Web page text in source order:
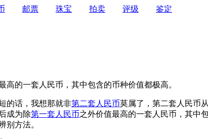
邮票 珠宝 拍卖 评级
鉴定
的一套人民币，其中包含的币种价值都极高。
的话，我想那就非第二套人民币莫属了，第二套人民币
成为除第一套人民币之外价值最高的一套人民币，其中
别方法。